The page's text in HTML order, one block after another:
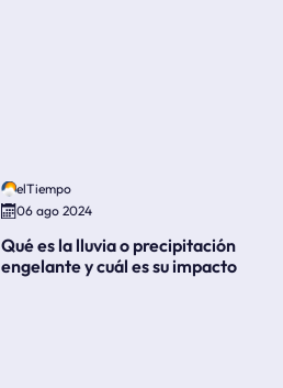
elTiempo
06 ago 2024
Qué es la lluvia o precipitación
engelante y cuál es su impacto